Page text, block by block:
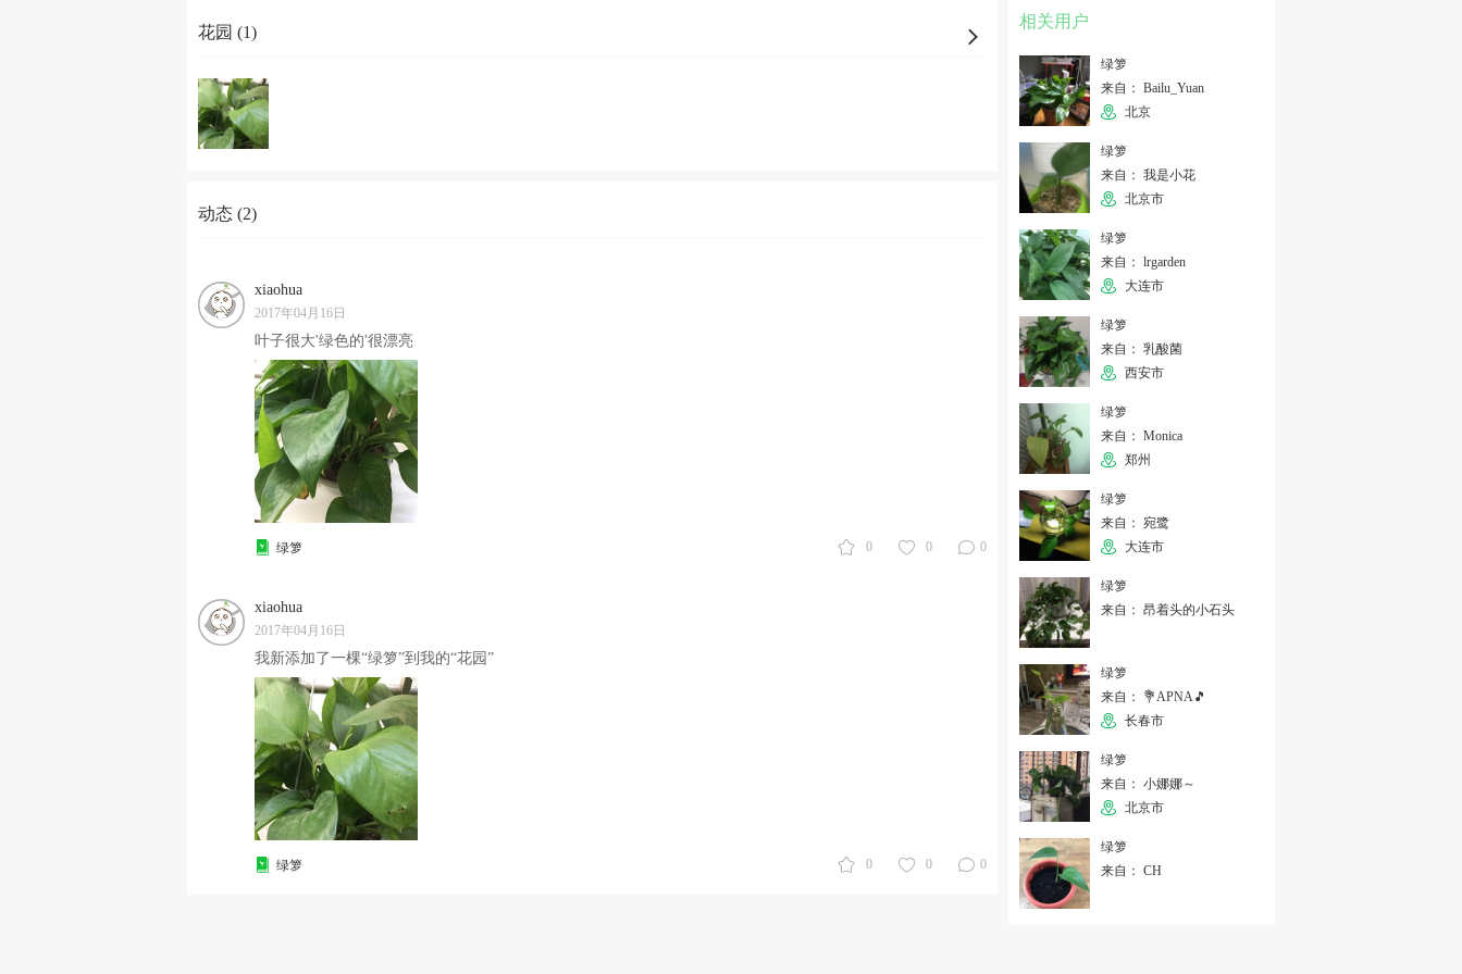
花园 (1)
动态 (2)
xiaohua
2017年04月16日
叶子很大'绿色的'很漂亮
0 0 0
绿箩
xiaohua
2017年04月16日
我新添加了一棵“绿箩”到我的“花园”
0 0 0
绿箩
相关用户
绿箩
来自： Bailu_Yuan
北京
绿箩
来自： 我是小花
北京市
绿箩
来自： lrgarden
大连市
绿箩
来自： 乳酸菌
西安市
绿箩
来自： Monica
郑州
绿箩
来自： 宛鹭
大连市
绿箩
来自： 昂着头的小石头
绿箩
来自： 💐APNA🎵
长春市
绿箩
来自： 小娜娜～
北京市
绿箩
来自： CH